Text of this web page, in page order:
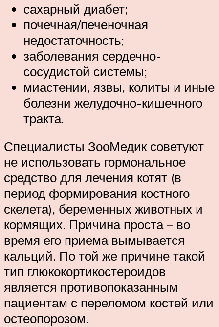
сахарный диабет;
почечная/печеночная
недостаточность;
заболевания сердечно-
сосудистой системы;
миастении, язвы, колиты и иные
болезни желудочно-кишечного
тракта.
Специалисты ЗооМедик советуют
не использовать гормональное
средство для лечения котят (в
период формирования костного
скелета), беременных животных и
кормящих. Причина проста – во
время его приема вымывается
кальций. По той же причине такой
тип глюкокортикостероидов
является противопоказанным
пациентам с переломом костей или
остеопорозом.